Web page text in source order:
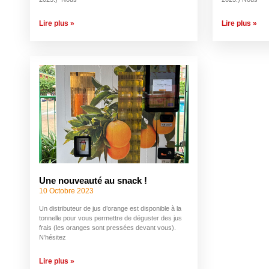
Lire plus » Lire plus »
Une nouveauté au snack !
10 Octobre 2023
Un distributeur de jus d’orange est disponible à la
tonnelle pour vous permettre de déguster des jus
frais (les oranges sont pressées devant vous).
N’hésitez
Lire plus »